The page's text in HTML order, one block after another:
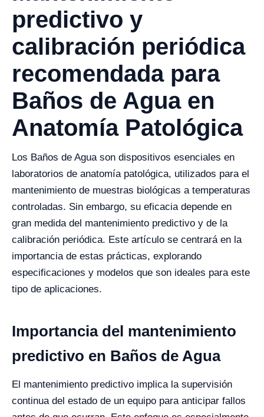
predictivo y
calibración periódica
recomendada para
Baños de Agua en
Anatomía Patológica
Los Baños de Agua son dispositivos esenciales en
laboratorios de anatomía patológica, utilizados para el
mantenimiento de muestras biológicas a temperaturas
controladas. Sin embargo, su eficacia depende en
gran medida del mantenimiento predictivo y de la
calibración periódica. Este artículo se centrará en la
importancia de estas prácticas, explorando
especificaciones y modelos que son ideales para este
tipo de aplicaciones.
Importancia del mantenimiento
predictivo en Baños de Agua
El mantenimiento predictivo implica la supervisión
continua del estado de un equipo para anticipar fallos